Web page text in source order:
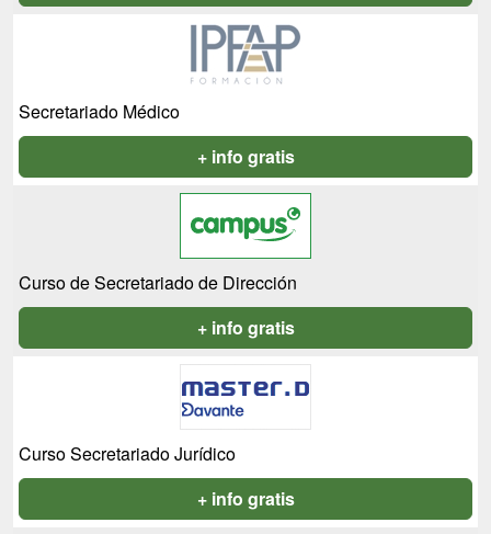
Secretariado Médico
+ info gratis
Curso de Secretariado de Dirección
+ info gratis
Curso Secretariado Jurídico
+ info gratis